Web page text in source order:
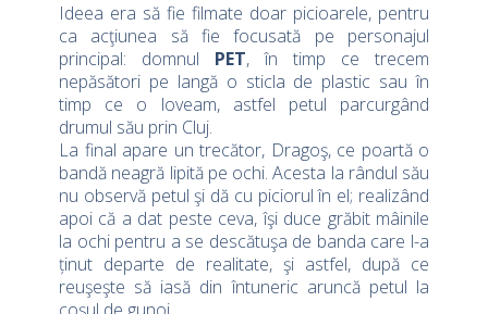
Ideea era să fie filmate doar picioarele, pentru
ca acţiunea să fie focusată pe personajul
principal: domnul PET, în timp ce trecem
nepăsători pe langă o sticla de plastic sau în
timp ce o loveam, astfel petul parcurgând
drumul său prin Cluj.
La final apare un trecător, Dragoş, ce poartă o
bandă neagră lipită pe ochi. Acesta la rândul său
nu observă petul şi dă cu piciorul în el; realizând
apoi că a dat peste ceva, îşi duce grăbit mâinile
la ochi pentru a se descătuşa de banda care l-a
ținut departe de realitate, şi astfel, după ce
reuşeşte să iasă din întuneric aruncă petul la